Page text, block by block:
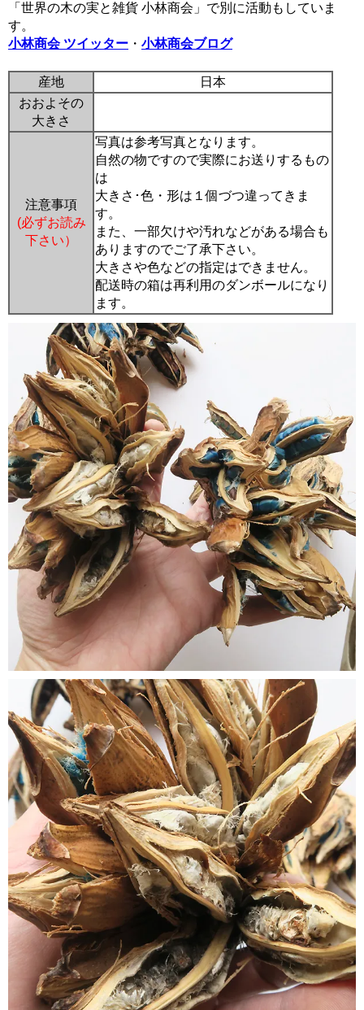
「世界の木の実と雑貨 小林商会」で別に活動もしていま
す。
小林商会 ツイッター ・ 小林商会ブログ
産地
日本
おおよその
大きさ
注意事項
(必ずお読み
下さい）
写真は参考写真となります。
自然の物ですので実際にお送りするもの
は
大きさ･色・形は１個づつ違ってきま
す。
また、一部欠けや汚れなどがある場合も
ありますのでご了承下さい。
大きさや色などの指定はできません。
配送時の箱は再利用のダンボールになり
ます。